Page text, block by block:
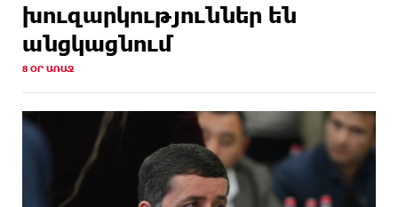
խուզարկություններ են
անցկացնում
8 ՕՐ ԱՌԱՋ